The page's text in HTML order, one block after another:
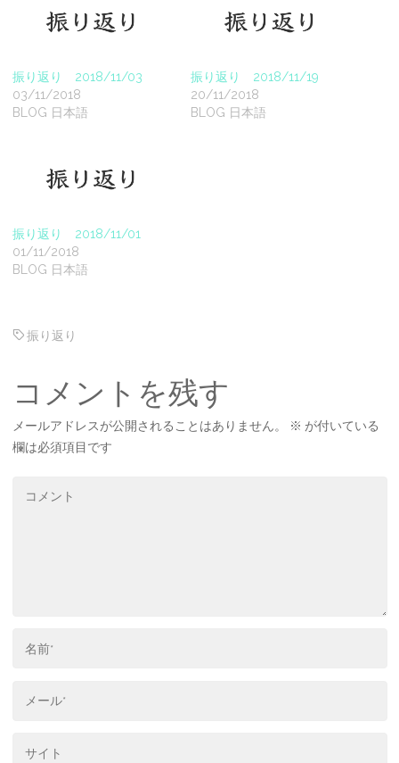
振り返り 2018/11/03
03/11/2018
BLOG 日本語
振り返り 2018/11/19
20/11/2018
BLOG 日本語
振り返り 2018/11/01
01/11/2018
BLOG 日本語
振り返り
コメントを残す
メールアドレスが公開されることはありません。 ※ が付いている
欄は必須項目です